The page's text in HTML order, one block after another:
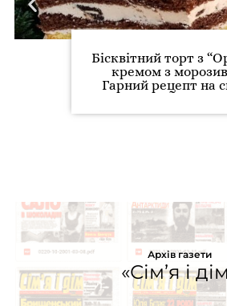
Бісквітний торт з
кремом з
Гарний рецепт на
Архів газети
«Сім’я і